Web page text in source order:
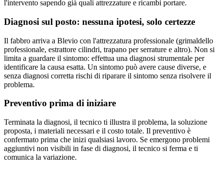
l'intervento sapendo già quali attrezzature e ricambi portare.
Diagnosi sul posto: nessuna ipotesi, solo certezze
Il fabbro arriva a Blevio con l'attrezzatura professionale (grimaldello
professionale, estrattore cilindri, trapano per serrature e altro). Non si
limita a guardare il sintomo: effettua una diagnosi strumentale per
identificare la causa esatta. Un sintomo può avere cause diverse, e
senza diagnosi corretta rischi di riparare il sintomo senza risolvere il
problema.
Preventivo prima di iniziare
Terminata la diagnosi, il tecnico ti illustra il problema, la soluzione
proposta, i materiali necessari e il costo totale. Il preventivo è
confermato prima che inizi qualsiasi lavoro. Se emergono problemi
aggiuntivi non visibili in fase di diagnosi, il tecnico si ferma e ti
comunica la variazione.